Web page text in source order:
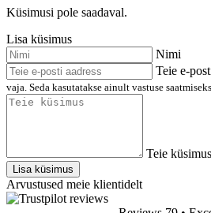
Küsimusi pole saadaval.
Lisa küsimus
Nimi
Teie e-
vaja. Seda kasutatakse ainult vastuse
Teie küsimus
Lisa küsimus
Arvustused meie klientidelt